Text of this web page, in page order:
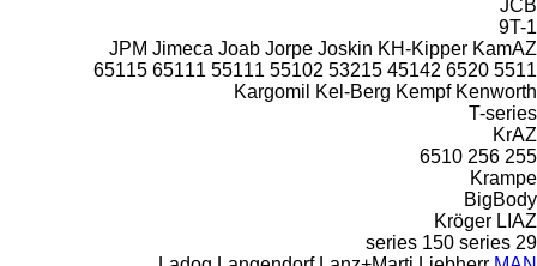
JCB
9T-1
JPM Jimeca Joab Jorpe Joskin KH-Kipper KamAZ
5511
6520
45142
53215
55102
55111
65111
65115
Kargomil
Kel-Berg Kempf Kenworth
T-series
KrAZ
255
256
6510
Krampe
BigBody
Kröger LIAZ
29 series
150 series